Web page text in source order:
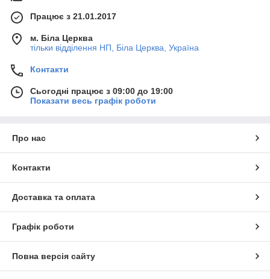
Працює з 21.01.2017
м. Біла Церква
тільки відділення НП, Біла Церква, Україна
Контакти
Сьогодні працює з 09:00 до 19:00
Показати весь графік роботи
Про нас
Контакти
Доставка та оплата
Графік роботи
Повна версія сайту